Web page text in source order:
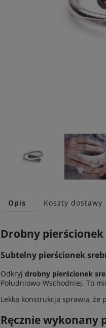
Opis Koszty dostawy
Drobny
Subtelny pierścionek
Odkryj drobny pierścionek
Południowo-Wschodniej. To
Lekka konstrukcja sprawia, że
Ręcznie wykonany